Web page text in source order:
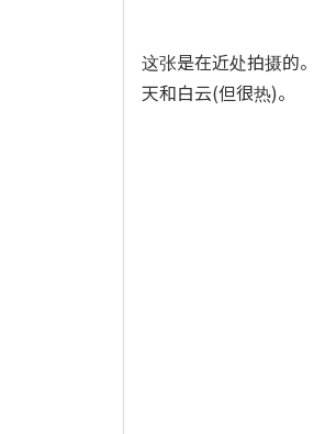
这张是在近处拍摄的
天和白云(但很热)。